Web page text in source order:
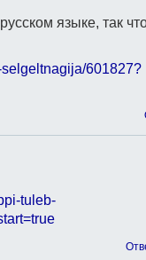
языке, так
601827?
tuleb-